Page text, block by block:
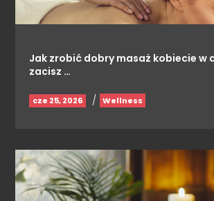
Jak zrobić dobry masaż kobiecie w
zacisz …
cze 25, 2026 / Wellness